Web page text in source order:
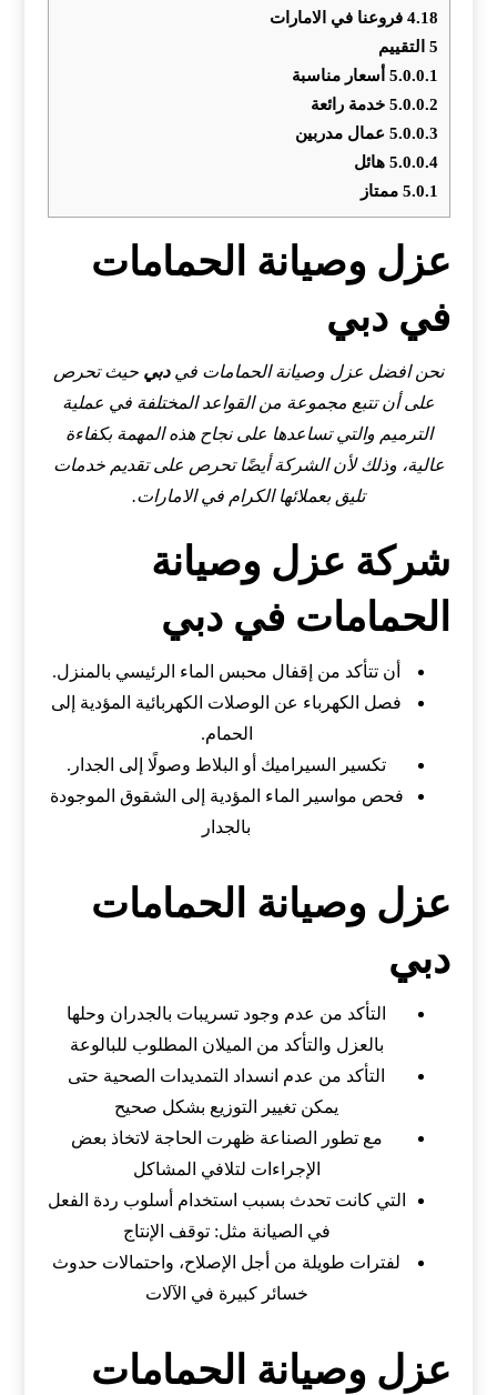
4.18 فروعنا في الامارات
5 التقييم
5.0.0.1 أسعار مناسبة
5.0.0.2 خدمة رائعة
5.0.0.3 عمال مدربين
5.0.0.4 هائل
5.0.1 ممتاز
عزل وصيانة الحمامات
في دبي
نحن افضل عزل وصيانة الحمامات فيدبي حيث تحرص
على أن تتبع مجموعة من القواعد المختلفة في عملية
الترميم والتي تساعدها على نجاح هذه المهمة بكفاءة
عالية، وذلك لأن الشركة أيضًا تحرص على تقديم خدمات
تليق بعملائها الكرام في الامارات.
شركة عزل وصيانة
الحمامات في دبي
أن تتأكد من إقفال محبس الماء الرئيسي بالمنزل.
فصل الكهرباء عن الوصلات الكهربائية المؤدية إلى
الحمام.
تكسير السيراميك أو البلاط وصولًا إلى الجدار.
فحص مواسير الماء المؤدية إلى الشقوق الموجودة
بالجدار
عزل وصيانة الحمامات
دبي
التأكد من عدم وجود تسريبات بالجدران وحلها
بالعزل والتأكد من الميلان المطلوب للبالوعة
التأكد من عدم انسداد التمديدات الصحية حتى
يمكن تغيير التوزيع بشكل صحيح
مع تطور الصناعة ظهرت الحاجة لاتخاذ بعض
الإجراءات لتلافي المشاكل
التي كانت تحدث بسبب استخدام أسلوب ردة الفعل
في الصيانة مثل: توقف الإنتاج
لفترات طويلة من أجل الإصلاح، واحتمالات حدوث
خسائر كبيرة في الآلات
عزل وصيانة الحمامات